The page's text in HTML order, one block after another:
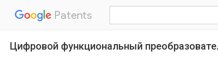
Patents
Цифровой функциональный